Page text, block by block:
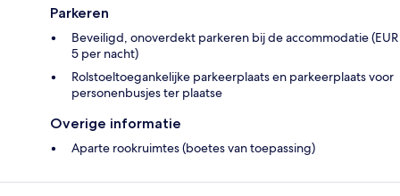
Parkeren
Beveiligd, onoverdekt parkeren bij de accommodatie (EUR
5 per nacht)
Rolstoeltoegankelijke parkeerplaats en parkeerplaats voor
personenbusjes ter plaatse
Overige informatie
Aparte rookruimtes (boetes van toepassing)